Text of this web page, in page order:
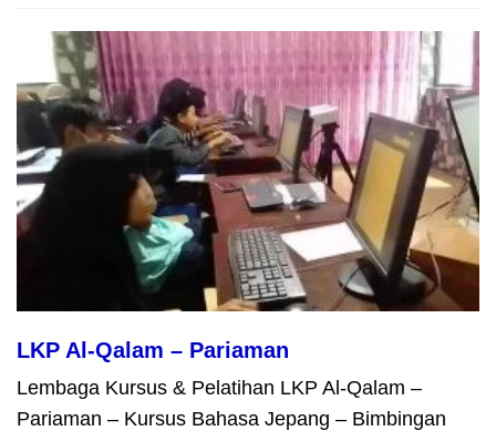
LKP Al-Qalam – Pariaman
Lembaga Kursus & Pelatihan LKP Al-Qalam –
Pariaman – Kursus Bahasa Jepang – Bimbingan